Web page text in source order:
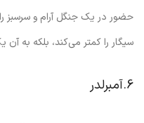
حضور در یک جنگل آرام و سرسبز
سیگار را کمتر می‌کند، بلکه
6.آمبرلدر